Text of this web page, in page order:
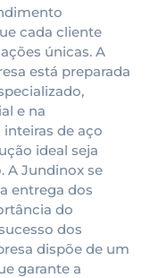
cada cliente
únicas. A
está preparada
e na
de aço
ideal seja
A Jundinox se
entrega dos
do
dos
dispõe de um
garante a